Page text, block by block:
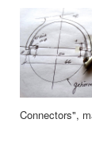
Connectors",